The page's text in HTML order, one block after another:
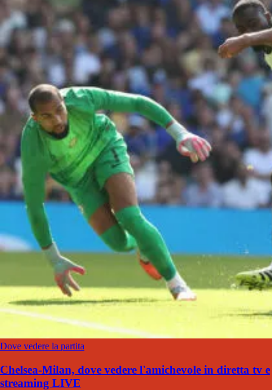
Dove vedere la partita
Chelsea-Milan, dove vedere l'amichevole in diretta tv e
streaming LIVE